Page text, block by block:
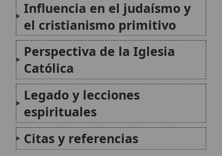
Modificado el 16 de diciembre de 2025 •FideScore™ 8.25•Citar este
artículo•Paq. Scorm (LMS)• Sugerir mejora •Compartir artículo •
Imprimir artículo •Generar QR•Instalar aplicación
Archidiócesis de Argel
La archidiócesis de Argel (Argelia) constituye
la principal sede metropolitana católica del
país, con sufragáneas en Orán y Constantina.
Su historia recorre los comienzos del
cristianismo en la antigua Icosium, la ruptura
provocada por la conquista árabe, la
reimplantación en...
Archidiócesis de Braga
La Arquidiócesis de Braga es una de las